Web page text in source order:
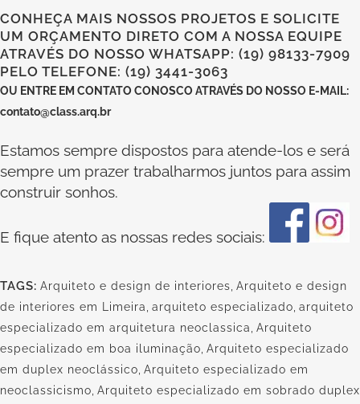
CONHEÇA MAIS NOSSOS PROJETOS E SOLICITE
UM ORÇAMENTO DIRETO COM A NOSSA EQUIPE
ATRAVÉS DO NOSSO WHATSAPP: (19) 98133-7909
PELO TELEFONE: (19) 3441-3063
OU ENTRE EM CONTATO CONOSCOATRAVÉS DO NOSSO E-MAIL:
contato@class.arq.br
Estamos sempre dispostos para atende-los e será
sempre um prazer trabalharmos juntos para assim
construir sonhos.
E fique atento as nossas redes sociais:
TAGS: Arquiteto e design de interiores, Arquiteto e design
de interiores em Limeira, arquiteto especializado, arquiteto
especializado em arquitetura neoclassica, Arquiteto
especializado em boa iluminação, Arquiteto especializado
em duplex neoclássico, Arquiteto especializado em
neoclassicismo, Arquiteto especializado em sobrado duplex